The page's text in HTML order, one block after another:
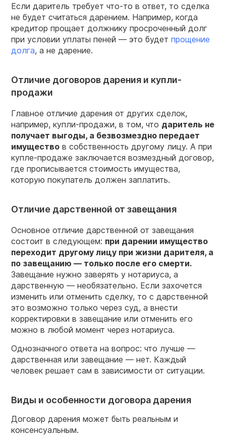
Если даритель требует что-то в ответ, то сделка
не будет считаться дарением. Например, когда
кредитор прощает должнику просроченный долг
при условии уплаты пеней — это будет прощение
долга, а не дарение.
Отличие договоров дарения и купли-
продажи
Главное отличие дарения от других сделок,
например, купли-продажи, в том, что даритель не
получает выгоды, а безвозмездно передает
имущество в собственность другому лицу. А при
купле-продаже заключается возмездный договор,
где прописывается стоимость имущества,
которую покупатель должен заплатить.
Отличие дарственной от завещания
Основное отличие дарственной от завещания
состоит в следующем: при дарении имущество
переходит другому лицу при жизни дарителя, а
по завещанию — только после его смерти.
Завещание нужно заверять у нотариуса, а
дарственную — необязательно. Если захочется
изменить или отменить сделку, то с дарственной
это возможно только через суд, а внести
корректировки в завещание или отменить его
можно в любой момент через нотариуса.
Однозначного ответа на вопрос: что лучше —
дарственная или завещание — нет. Каждый
человек решает сам в зависимости от ситуации.
Виды и особенности договора дарения
Договор дарения может быть реальным и
консенсуальным.